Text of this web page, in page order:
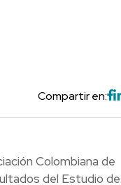
Compartir en:
Colombiana de
del Estudio de